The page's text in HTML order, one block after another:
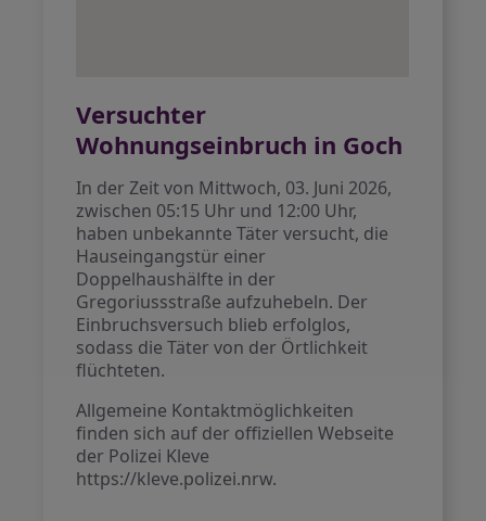
Versuchter
Wohnungseinbruch in Goch
In der Zeit von Mittwoch, 03. Juni 2026,
zwischen 05:15 Uhr und 12:00 Uhr,
haben unbekannte Täter versucht, die
Hauseingangstür einer
Doppelhaushälfte in der
Gregoriussstraße aufzuhebeln. Der
Einbruchsversuch blieb erfolglos,
sodass die Täter von der Örtlichkeit
flüchteten.
Allgemeine Kontaktmöglichkeiten
finden sich auf der offiziellen Webseite
der Polizei Kleve
https://kleve.polizei.nrw.